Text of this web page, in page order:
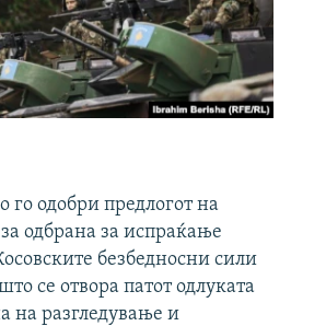
го одобри предлогот на
одбрана за испраќање
безбедносни сили
се отвора патот одлуката
на разгледување и